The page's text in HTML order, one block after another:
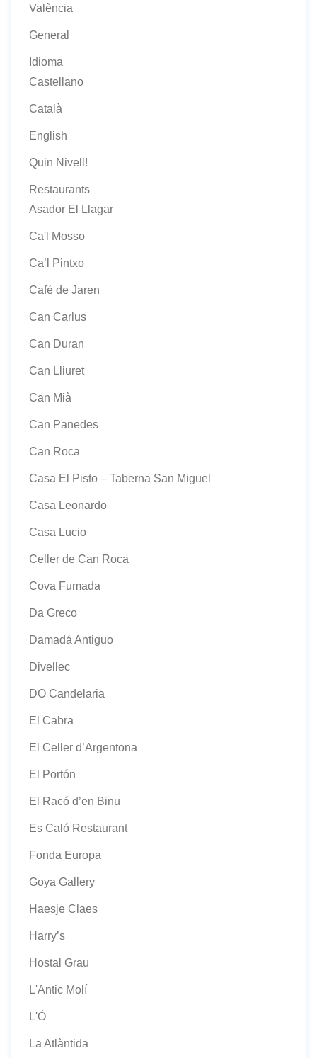
València
General
Idioma
Castellano
Català
English
Quin Nivell!
Restaurants
Asador El Llagar
Ca'l Mosso
Ca’l Pintxo
Café de Jaren
Can Carlus
Can Duran
Can Lliuret
Can Mià
Can Panedes
Can Roca
Casa El Pisto – Taberna San Miguel
Casa Leonardo
Casa Lucio
Celler de Can Roca
Cova Fumada
Da Greco
Damadá Antiguo
Divellec
DO Candelaria
El Cabra
El Celler d’Argentona
El Portón
El Racó d’en Binu
Es Caló Restaurant
Fonda Europa
Goya Gallery
Haesje Claes
Harry’s
Hostal Grau
L'Antic Molí
L'Ó
La Atlàntida